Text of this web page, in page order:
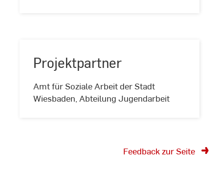
Projektpartner
Amt für Soziale Arbeit der Stadt
Wiesbaden, Abteilung Jugendarbeit
Projektpartner
Feedback zur Seite